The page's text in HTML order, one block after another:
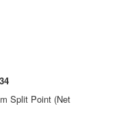
Split Point (Net